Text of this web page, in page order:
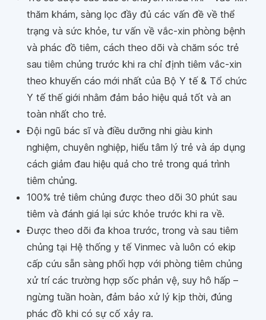
thăm khám, sàng lọc đầy đủ các vấn đề về thể
trạng và sức khỏe, tư vấn về vắc-xin phòng bệnh
và phác đồ tiêm, cách theo dõi và chăm sóc trẻ
sau tiêm chủng trước khi ra chỉ định tiêm vắc-xin
theo khuyến cáo mới nhất của Bộ Y tế & Tổ chức
Y tế thế giới nhằm đảm bảo hiệu quả tốt và an
toàn nhất cho trẻ.
Đội ngũ bác sĩ và điều dưỡng nhi giàu kinh
nghiệm, chuyên nghiệp, hiểu tâm lý trẻ và áp dụng
cách giảm đau hiệu quả cho trẻ trong quá trình
tiêm chủng.
100% trẻ tiêm chủng được theo dõi 30 phút sau
tiêm và đánh giá lại sức khỏe trước khi ra về.
Được theo dõi đa khoa trước, trong và sau tiêm
chủng tại Hệ thống y tế Vinmec và luôn có ekip
cấp cứu sẵn sàng phối hợp với phòng tiêm chủng
xử trí các trường hợp sốc phản vệ, suy hô hấp –
ngừng tuần hoàn, đảm bảo xử lý kịp thời, đúng
phác đồ khi có sự cố xảy ra.